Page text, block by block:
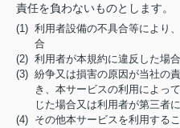
責任を負わないものとします。
(1) 利用者設備の不具合等により
合
(2) 利用者が本規約に違反した場合
(3) 紛争又は損害の原因が当社の
き、本サービスの利用によっ
じた場合又は利用者が第三者
(4) その他本サービスを利用する